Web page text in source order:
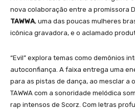
nova colaboração entre a promissora
TAWWA, uma das poucas mulheres
icônica gravadora, e o aclamado
“Evil” explora temas como demônios
autoconfiança. A faixa entrega uma
para as pistas de dança, ao mesclar a
TAWWA com a sonoridade melódica
rap intensos de Scorz. Com letras